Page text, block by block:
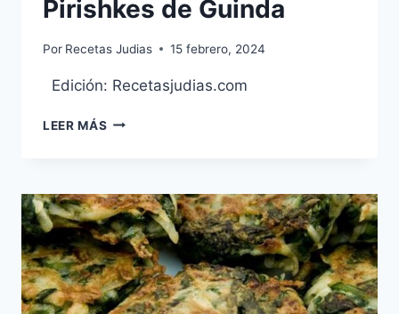
Pirishkes de Guinda
Por Recetas Judias 15 febrero, 2024
Edición: Recetasjudias.com
LEER MÁS PIRISHKES